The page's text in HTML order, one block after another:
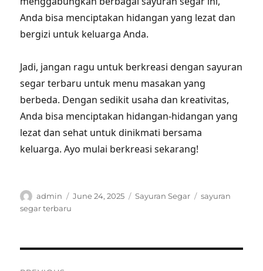
Anda bisa menciptakan hidangan yang lezat dan
bergizi untuk keluarga Anda.
Jadi, jangan ragu untuk berkreasi dengan sayuran
segar terbaru untuk menu masakan yang
berbeda. Dengan sedikit usaha dan kreativitas,
Anda bisa menciptakan hidangan-hidangan yang
lezat dan sehat untuk dinikmati bersama
keluarga. Ayo mulai berkreasi sekarang!
Author
admin
Posted
June 24, 2025 Categories
Sayuran Segar Tags
sayuran
segar terbaru